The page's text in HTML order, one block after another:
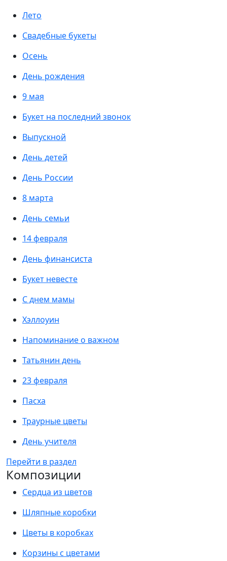
Лето
Свадебные букеты
Осень
День рождения
9 мая
Букет на последний звонок
Выпускной
День детей
День России
8 марта
День семьи
14 февраля
День финансиста
Букет невесте
С днем мамы
Хэллоуин
Напоминание о важном
Татьянин день
23 февраля
Пасха
Траурные цветы
День учителя
Перейти в раздел
Композиции
Сердца из цветов
Шляпные коробки
Цветы в коробках
Корзины с цветами